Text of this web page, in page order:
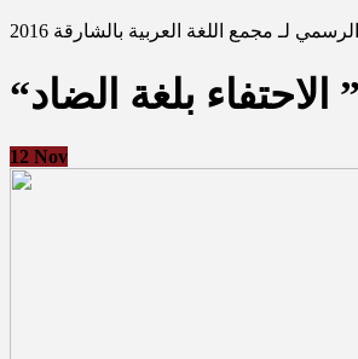
لـ مجمع اللغة العربية بالشارقة 2016
بلغة الضاد
12 Nov